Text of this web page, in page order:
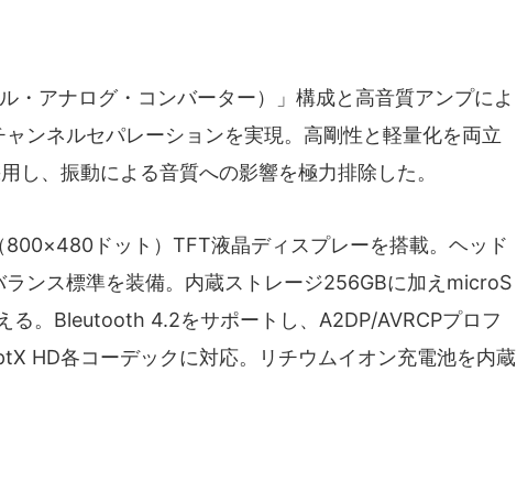
・アナログ・コンバーター）」構成と高音質アンプによ
ンネルセパレーションを実現。高剛性と軽量化を両立
し、振動による音質への影響を極力排除した。
800×480ドット）TFT液晶ディスプレーを搭載。ヘッド
ンス標準を装備。内蔵ストレージ256GBに加えmicroS
る。Bleutooth 4.2をサポートし、A2DP/AVRCPプロフ
HD各コーデックに対応。リチウムイオン充電池を内蔵